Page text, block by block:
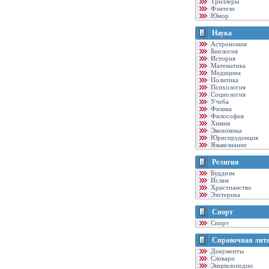
Фэнтези
Юмор
Наука
Астрономия
Биология
История
Математика
Медицина
Политика
Психология
Социология
Учеба
Физика
Философия
Химия
Экономика
Юриспруденция
Языкознание
Религия
Буддизм
Ислам
Христианство
Эзотерика
Спорт
Спорт
Справочная
Документы
Словари
Энциклопедии